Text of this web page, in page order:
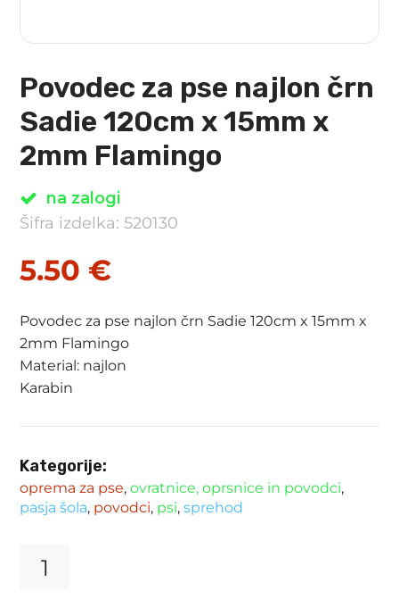
Povodec za pse najlon črn
Sadie 120cm x 15mm x
2mm Flamingo
na zalogi
Šifra izdelka: 520130
5.50 €
Povodec za pse najlon črn Sadie 120cm x 15mm x
2mm Flamingo
Material: najlon
Karabin
Kategorije:
oprema za pse,ovratnice, oprsnice in povodci,
pasja šola, povodci, psi,sprehod